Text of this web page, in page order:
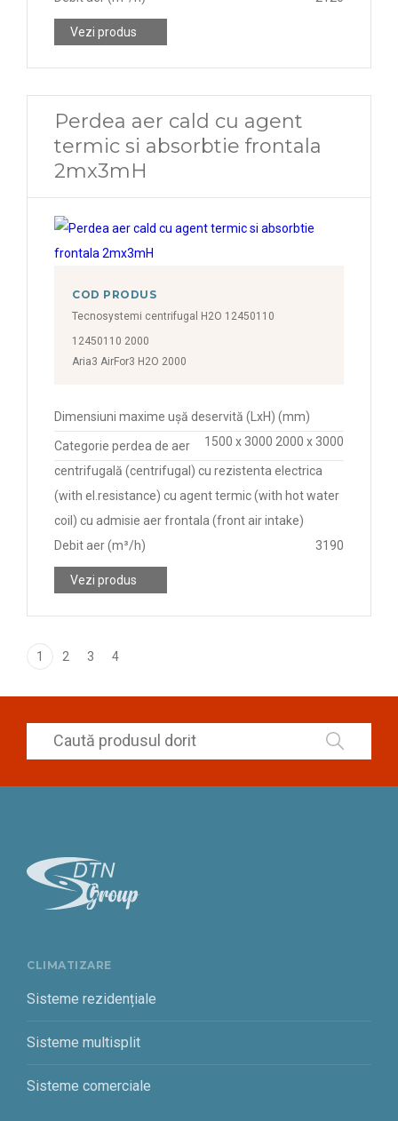
Vezi produs
Perdea aer cald cu agent
termic si absorbtie frontala
2mx3mH
COD PRODUS
Tecnosystemi centrifugal H2O 12450110
12450110 2000
Aria3 AirFor3 H2O 2000
Dimensiuni maxime ușă deservită (LxH) (mm)
1500 x 3000 2000 x 3000
Categorie perdea de aer
centrifugală (centrifugal) cu rezistenta electrica
(with el.resistance) cu agent termic (with hot water
coil) cu admisie aer frontala (front air intake)
Debit aer (m³/h)
3190
Vezi produs
1 2 3 4
CLIMATIZARE
Sisteme rezidențiale
Sisteme multisplit
Sisteme comerciale